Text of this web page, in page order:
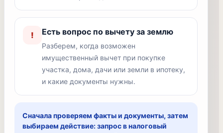
! Есть вопрос по вычету за землю
Разберем, когда возможен
имущественный вычет при покупке
участка, дома, дачи или земли в ипотеку,
и какие документы нужны.
Сначала проверяем факты и документы, затем
выбираем действие: запрос в налоговый